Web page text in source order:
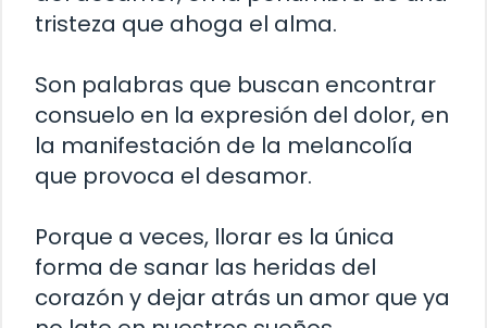
tristeza que ahoga el alma.
Son palabras que buscan encontrar
consuelo en la expresión del dolor, en
la manifestación de la melancolía
que provoca el desamor.
Porque a veces, llorar es la única
forma de sanar las heridas del
corazón y dejar atrás un amor que ya